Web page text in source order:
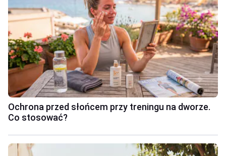
Ochrona przed słońcem przy treningu na dworze.
Co stosować?